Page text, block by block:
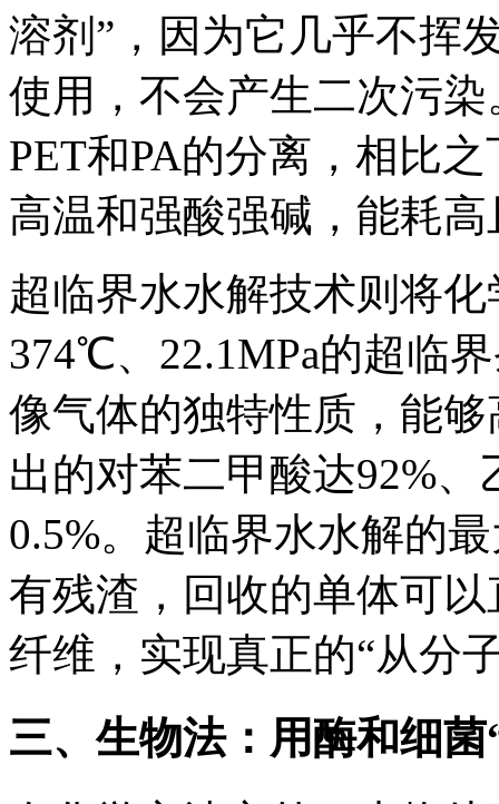
溶剂”，因为它几乎不挥
使用，不会产生二次污
PET和PA的分离，相比
高温和强酸强碱，能耗
超临界水水解技术则将
374℃、22.1MPa的超临
像气体的独特性质，能
出的对苯二甲酸达92%
0.5%。超临界水水解的
有残渣，回收的单体可
纤维，实现真正的“从分
三、生物法：用酶和细